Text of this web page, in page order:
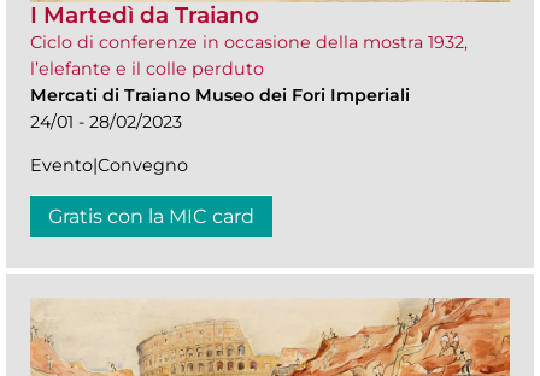
I Martedì da Traiano
Ciclo di conferenze in occasione della mostra 1932,
l’elefante e il colle perduto
Mercati di Traiano Museo dei Fori Imperiali
24/01 - 28/02/2023
Evento|Convegno
Gratis con la MIC card